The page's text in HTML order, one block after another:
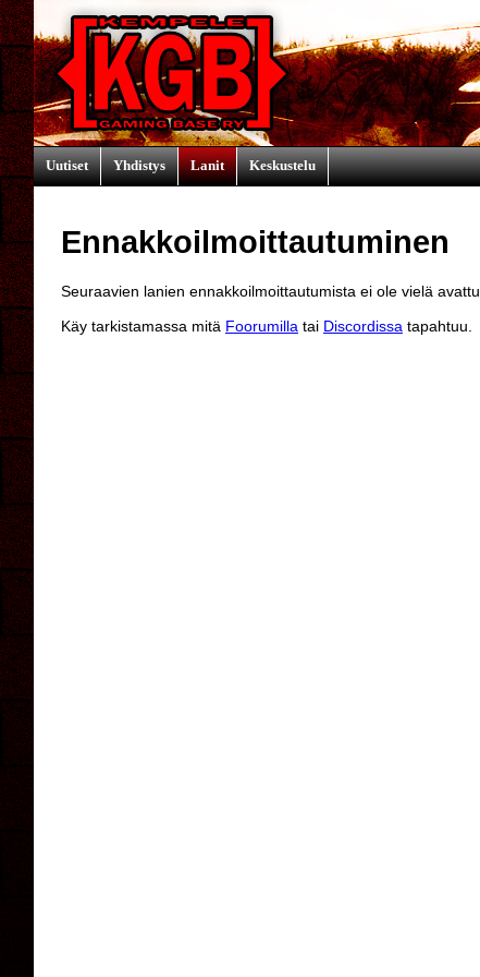
Uutiset Yhdistys Lanit Keskustelu
Ennakkoilmoittautuminen
Seuraavien lanien ennakkoilmoittautumista ei ole vielä avattu.
Käy tarkistamassa mitä Foorumilla tai Discordissa tapahtuu.